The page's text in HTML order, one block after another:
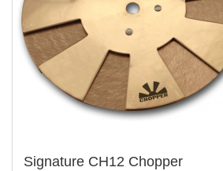
Signature CH12 Chopper